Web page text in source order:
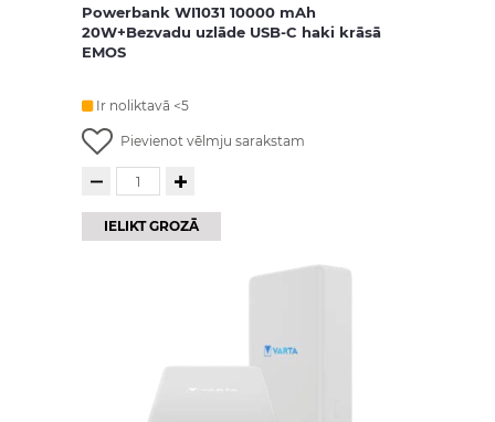
Powerbank WI1031 10000 mAh
20W+Bezvadu uzlāde USB-C haki krāsā
EMOS
Ir noliktavā <5
Pievienot vēlmju sarakstam
IELIKT GROZĀ